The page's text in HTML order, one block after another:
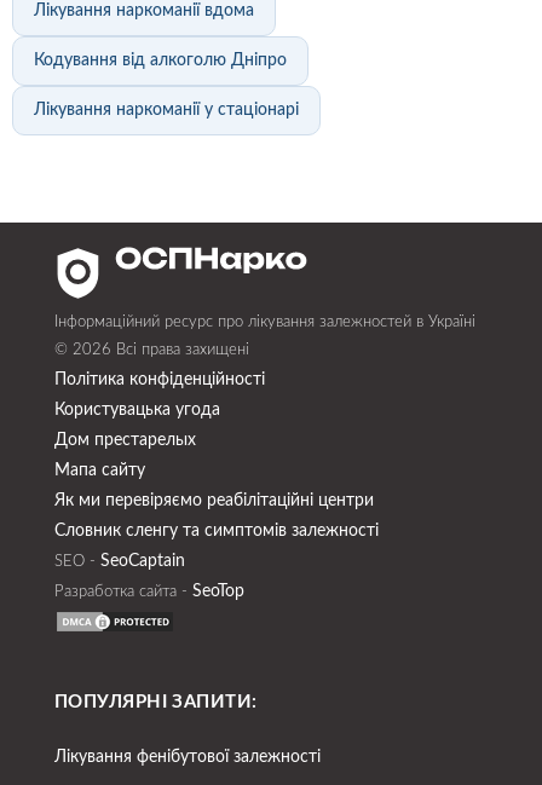
Лікування наркоманії вдома
Кодування від алкоголю Дніпро
Лікування наркоманії у стаціонарі
Інформаційний ресурс про лікування залежностей в Україні
© 2026 Всі права захищені
Політика конфіденційності
Користувацька угода
Дом престарелых
Мапа сайту
Як ми перевіряємо реабілітаційні центри
Словник сленгу та симптомів залежності
SEO - SeoСaptain
Разработка сайта - SeoTop
ПОПУЛЯРНІ ЗАПИТИ:
Лікування фенібутової залежності